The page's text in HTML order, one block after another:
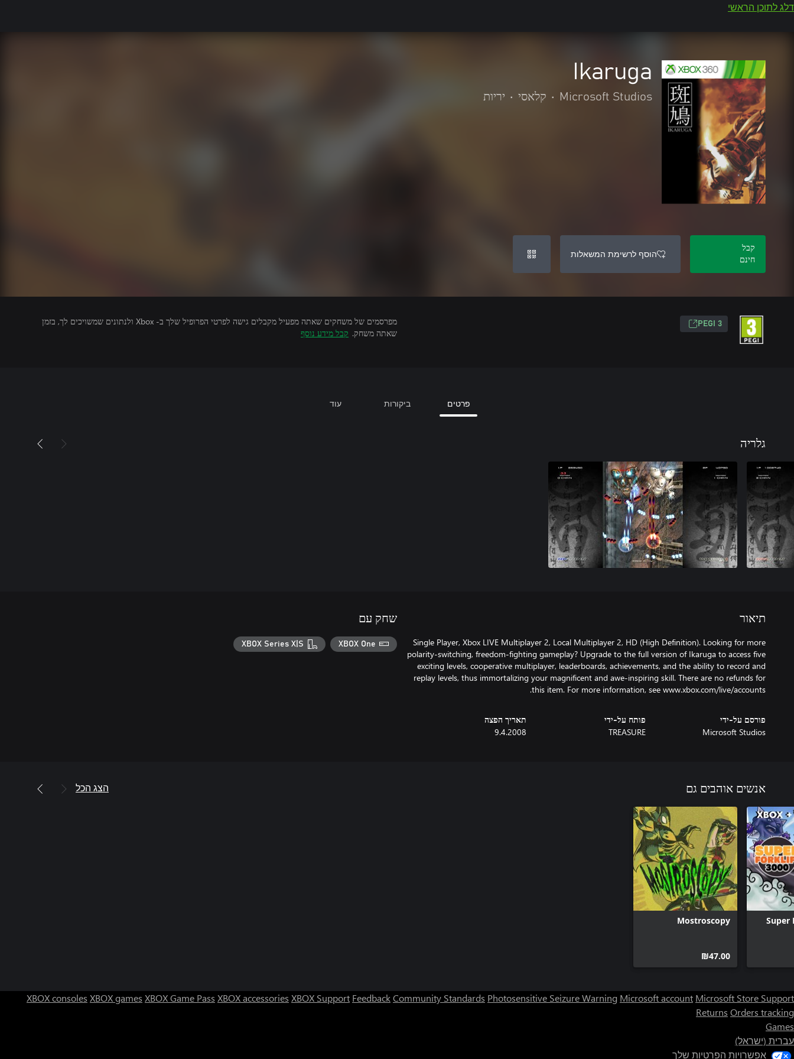
דלג לתוכן הראשי
Ikaruga
Microsoft Studios
• קלאסי • יריות
קבל
חינם
הוסף לרשימת המשאלות
PEGI 3
מפרסמים של משחקים שאתה מפעיל מקבלים גישה לפרטי הפרופיל שלך ב- Xbox ולנתונים שמשויכים לך, בזמן
שאתה משחק. קבל מידע נוסף
פרטים ביקורות עוד
גלריה
תיאור
Single Player, Xbox LIVE Multiplayer 2, Local Multiplayer 2, HD (High Definition). Looking for more
polarity-switching, freedom-fighting gameplay? Upgrade to the full version of Ikaruga to access five
exciting levels, cooperative multiplayer, leaderboards, achievements, and the ability to record and
replay levels, thus immortalizing your magnificent and awe-inspiring skill. There are no refunds for
this item. For more information, see www.xbox.com/live/accounts.
פורסם על-ידי
Microsoft Studios
פותח על-ידי
TREASURE
תאריך הפצה
9.4.2008
שחק עם
XBOX One
XBOX Series X|S
אנשים אוהבים גם הצג הכל
Super
Mostroscopy
‪₪‎47.00‬
XBOX consoles XBOX games XBOX Game Pass XBOX accessories XBOX Support FeedbackCommunity Standards Photosensitive Seizure Warning Microsoft account Microsoft Store Support
Returns Orders tracking
Games
עברית (ישראל)
אפשרויות הפרטיות שלך